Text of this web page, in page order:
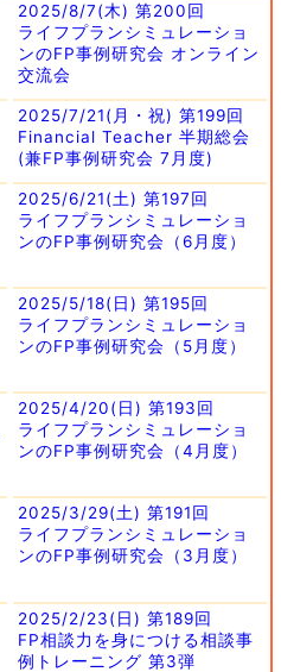
2025/8/7(木) 第200回
ライフプランシミュレーショ
ンのFP事例研究会 オンライン
交流会
2025/7/21(月・祝) 第199回
Financial Teacher 半期総会
(兼FP事例研究会 7月度)
2025/6/21(土) 第197回
ライフプランシミュレーショ
ンのFP事例研究会（6月度）
2025/5/18(日) 第195回
ライフプランシミュレーショ
ンのFP事例研究会（5月度）
2025/4/20(日) 第193回
ライフプランシミュレーショ
ンのFP事例研究会（4月度）
2025/3/29(土) 第191回
ライフプランシミュレーショ
ンのFP事例研究会（3月度）
2025/2/23(日) 第189回
FP相談力を身につける相談事
例トレーニング 第3弾